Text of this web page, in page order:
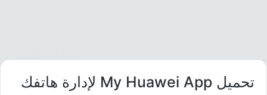
تحميل My Huawei App لإدارة هاتفك